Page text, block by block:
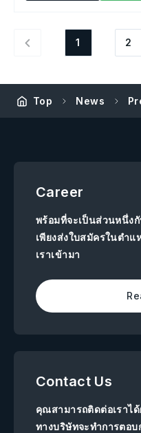
1 2
Top News
Career
พร้อมที่จะเป็นส่วนหนึ่ง
เพียงส่งใบสมัครในตำ
เราเข้ามา
Contact Us
คุณสามารถติดต่อเราไ
ทางบริษัทจะทำการตอบ